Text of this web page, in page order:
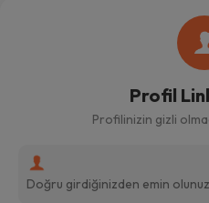
Profil
Profilinizin gizli